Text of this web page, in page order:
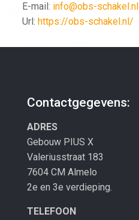
E-mail: info@obs-schakel.nl
Url: https://obs-schakel.nl/
Contactgegevens:
ADRES
Gebouw PIUS X
Valeriusstraat 183
7604 CM Almelo
2e en 3e verdieping.
TELEFOON